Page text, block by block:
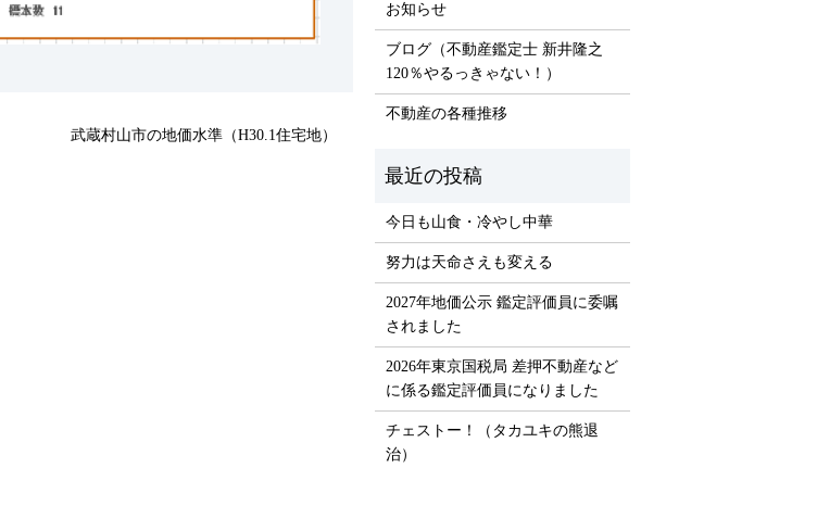
武蔵村山市の地価水準（H30.1住宅地）
お知らせ
ブログ（不動産鑑定士 新井隆之
120％やるっきゃない！）
不動産の各種推移
今日も山食・冷やし中華
努力は天命さえも変える
2027年地価公示 鑑定評価員に委嘱
されました
2026年東京国税局 差押不動産など
に係る鑑定評価員になりました
チェストー！（タカユキの熊退
治）